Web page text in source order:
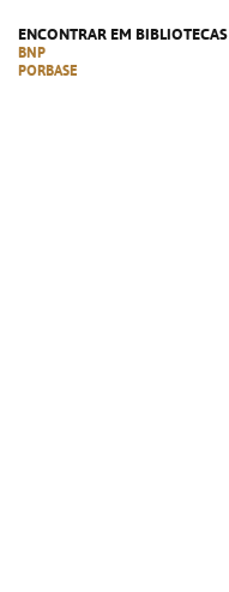
ENCONTRAR EM BIBLIOTECAS
BNP
PORBASE